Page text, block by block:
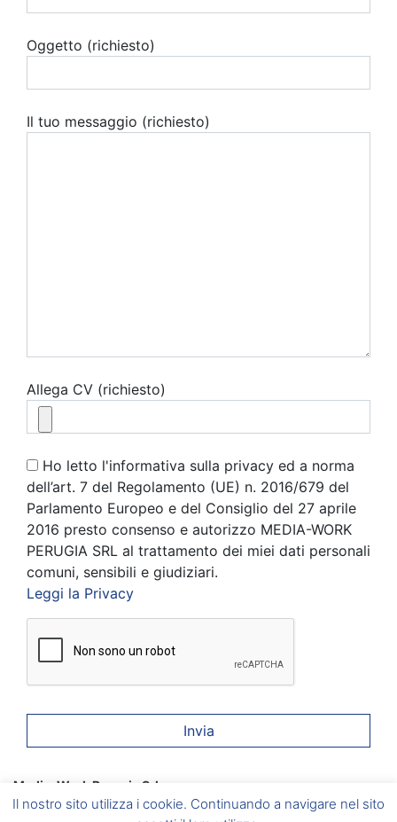
Oggetto (richiesto)
Il tuo messaggio (richiesto)
Allega CV (richiesto)
Ho letto l'informativa sulla privacy ed a norma
dell’art. 7 del Regolamento (UE) n. 2016/679 del
Parlamento Europeo e del Consiglio del 27 aprile
2016 presto consenso e autorizzo MEDIA-WORK
PERUGIA SRL al trattamento dei miei dati personali
comuni, sensibili e giudiziari.
Leggi la Privacy
Media-Work Perugia Srl
Corciano (PG) Via A. Gramsci, 6 – Foligno(PG) Via A. Vici, 20
– Umbertide (PG) Via del Vignola, 5 –Marsciano(PG) Via
Il nostro sito utilizza i cookie. Continuando a navigare nel sito